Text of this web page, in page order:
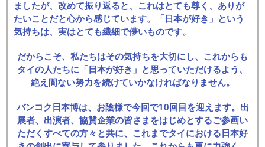
ましたが、改めて振り返ると、これはとても尊く、ありが
たいことだと心から感じています。「日本が好き」という
気持ちは、実はとても繊細で儚いものです。
だからこそ、私たちはその気持ちを大切にし、これからも
タイの人たちに「日本が好き」と思っていただけるよう、
絶え間ない努力を続けていかなければなりません。
バンコク日本博は、お陰様で今回で10回目を迎えます。出
展者、出演者、協賛企業の皆さまをはじめとするご参画い
ただくすべての方々と共に、これまでタイにおける日本好